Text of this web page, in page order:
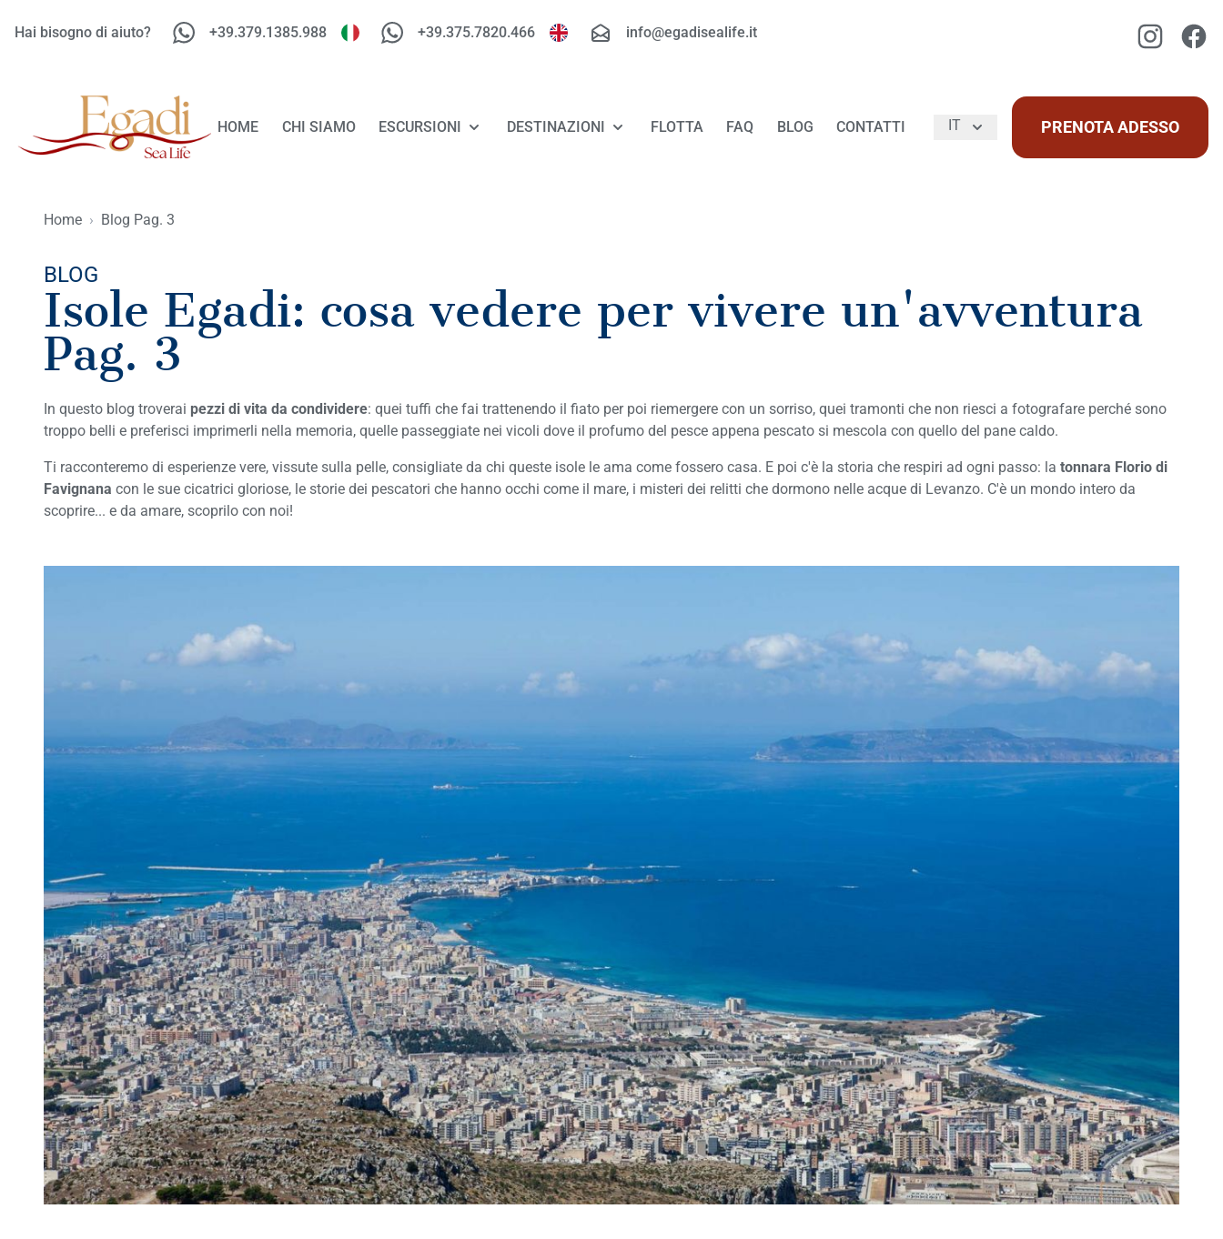
Hai bisogno di aiuto? +39.379.1385.988 +39.375.7820.466 info@egadisealife.it Instagram
HOME CHI SIAMO ESCURSIONI
VITO LO CAPO
TOUR "SULLA ROTTA DEI FLORIO"
TUTTI I TOUR
DESTINAZIONI
RISERVA DELLO ZINGARO
MAKARI
SCOPELLO
FLOTTA FAQ BLOG CONTATTI IT PRENOTA ADESSO
Home › Blog Pag. 3
BLOG
Isole Egadi: cosa vedere per vivere un'avventura
Pag. 3
In questo blog troverai pezzi di vita da condividere: quei tuffi che fai trattenendo il fiato per poi riemergere con un sorriso, quei tramonti che non riesci a fotografare perché sono
troppo belli e preferisci imprimerli nella memoria, quelle passeggiate nei vicoli dove il profumo del pesce appena pescato si mescola con quello del pane caldo.
Ti racconteremo di esperienze vere, vissute sulla pelle, consigliate da chi queste isole le ama come fossero casa. E poi c'è la storia che respiri ad ogni passo: la tonnara Florio di
Favignana con le sue cicatrici gloriose, le storie dei pescatori che hanno occhi come il mare, i misteri dei relitti che dormono nelle acque di Levanzo. C'è un mondo intero da
scoprire... e da amare, scoprilo con noi!